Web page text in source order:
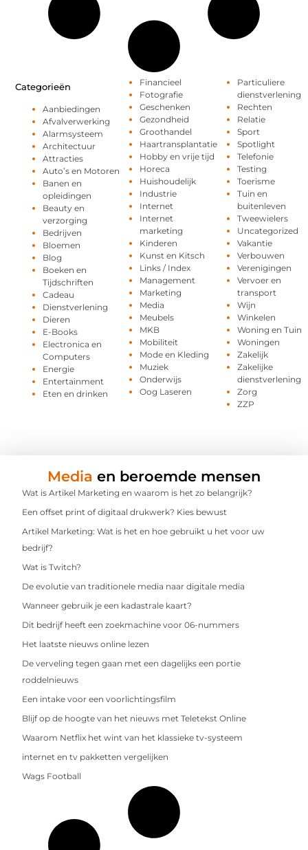
Categorieën
Aanbiedingen
Afvalverwerking
Alarmsysteem
Architectuur
Attracties
Auto’s en Motoren
Banen en
opleidingen
Beauty en
verzorging
Bedrijven
Bloemen
Blog
Boeken en
Tijdschriften
Cadeau
Dienstverlening
Dieren
E-Books
Electronica en
Computers
Energie
Entertainment
Eten en drinken
Financieel
Fotografie
Geschenken
Gezondheid
Groothandel
Haartransplantatie
Hobby en vrije tijd
Horeca
Huishoudelijk
Industrie
Internet
Internet
marketing
Kinderen
Kunst en Kitsch
Links / Index
Management
Marketing
Media
Meubels
MKB
Mobiliteit
Mode en Kleding
Muziek
Onderwijs
Oog Laseren
Particuliere
dienstverlening
Rechten
Relatie
Sport
Spotlight
Telefonie
Testing
Toerisme
Tuin en
buitenleven
Tweewielers
Uncategorized
Vakantie
Verbouwen
Verenigingen
Vervoer en
transport
Wijn
Winkelen
Woning en Tuin
Woningen
Zakelijk
Zakelijke
dienstverlening
Zorg
ZZP
Media en beroemde mensen
Wat is Artikel Marketing en waarom is het zo belangrijk?
Een offset print of digitaal drukwerk? Kies bewust
Artikel Marketing: Wat is het en hoe gebruikt u het voor uw
bedrijf?
Wat is Twitch?
De evolutie van traditionele media naar digitale media
Wanneer gebruik je een kadastrale kaart?
Dit bedrijf heeft een zoekmachine voor 06-nummers
Het laatste nieuws online lezen
De verveling tegen gaan met een dagelijks een portie
roddelnieuws
Een intake voor een voorlichtingsfilm
Blijf op de hoogte van het nieuws met Teletekst Online
Waarom Netflix het wint van het klassieke tv-systeem
internet en tv pakketten vergelijken
Wags Football